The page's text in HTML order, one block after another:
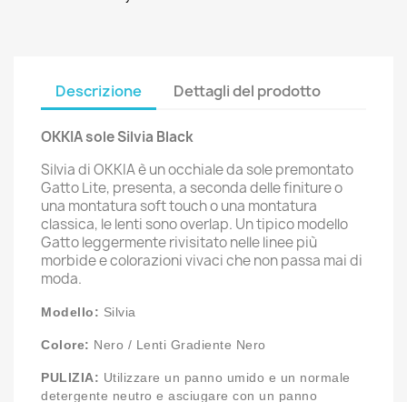
Descrizione Dettagli del prodotto
OKKIA sole Silvia Black
Silvia di OKKIA è un occhiale da sole premontato
Gatto Lite, presenta, a seconda delle finiture o
una montatura soft touch o una montatura
classica, le lenti sono overlap. Un tipico modello
Gatto leggermente rivisitato nelle linee più
morbide e colorazioni vivaci che non passa mai di
moda.
Modello: Silvia
Colore: Nero / Lenti Gradiente Nero
PULIZIA: Utilizzare un panno umido e un normale
detergente neutro e asciugare con un panno